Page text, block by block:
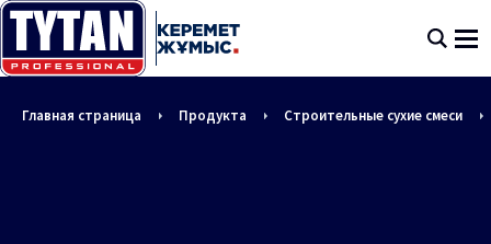
Главная страница Продукта Строительные сухие смеси